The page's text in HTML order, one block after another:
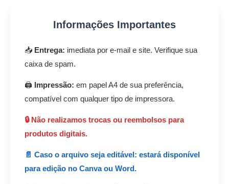
Informações Importantes
📥 Entrega: imediata por e-mail e site. Verifique sua
caixa de spam.
🖨️ Impressão: em papel A4 de sua preferência,
compatível com qualquer tipo de impressora.
🔒 Não realizamos trocas ou reembolsos para
produtos digitais.
📄 Caso o arquivo seja editável: estará disponível
para edição no Canva ou Word.